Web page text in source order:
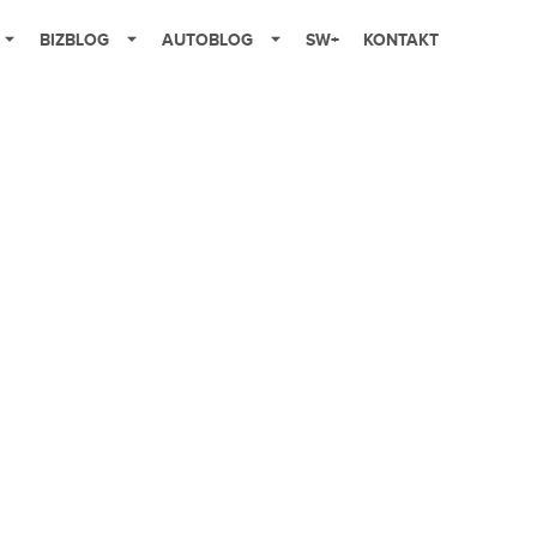
BIZBLOG AUTOBLOG SW+ KONTAKT